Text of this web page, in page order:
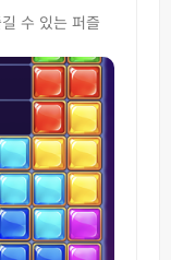
수 있는 퍼즐